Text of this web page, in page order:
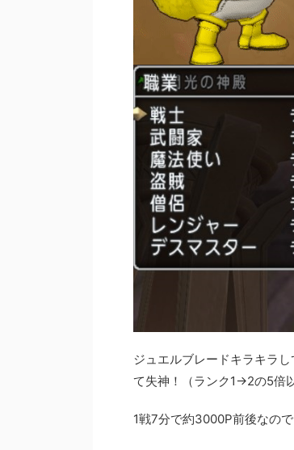
ジュエルブレードキラキラ
て失神！（ランク1→2の5倍以
1戦7分で約3000P前後なの